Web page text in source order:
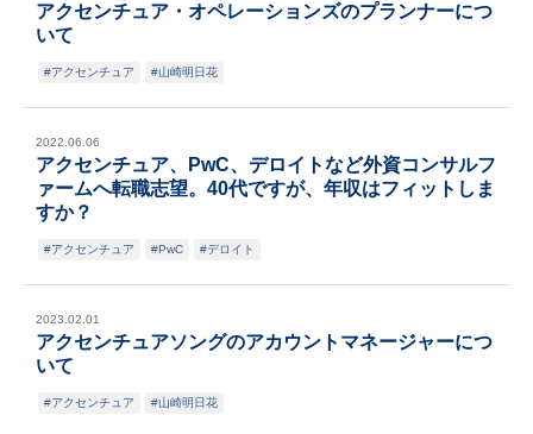
アクセンチュア・オペレーションズのプランナーにつ
いて
アクセンチュア 山崎明日花
2022.06.06
アクセンチュア、PwC、デロイトなど外資コンサルフ
ァームへ転職志望。40代ですが、年収はフィットしま
すか？
アクセンチュア PwC デロイト
2023.02.01
アクセンチュアソングのアカウントマネージャーにつ
いて
アクセンチュア 山崎明日花